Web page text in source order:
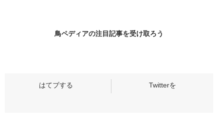
鳥ペディアの注目記事を受け取ろう